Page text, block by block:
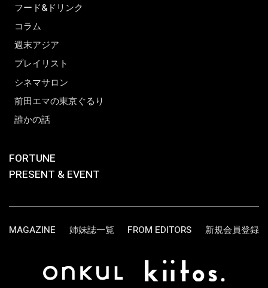
フード&ドリンク
コラム
週末アジア
プレイリスト
シネマサロン
前田エマの東京ぐるり
誰かの話
FORTUNE
PRESENT & EVENT
MAGAZINE 姉妹誌一覧 FROM EDITORS 新規会員登録